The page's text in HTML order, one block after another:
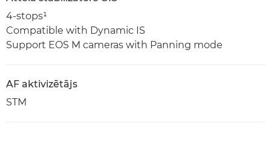
4-stops¹
Compatible with Dynamic IS
Support EOS M cameras with Panning mode
AF aktivizētājs
STM